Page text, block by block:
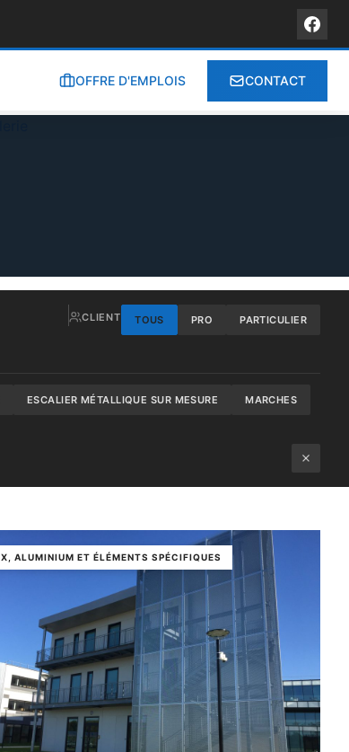
OFFRE D'EMPLOIS CONTACT
CLIENT TOUS PRO PARTICULIER
ESCALIER MÉTALLIQUE SUR MESURE MARCHES
ALUMINIUM ET ÉLÉMENTS SPÉCIFIQUES